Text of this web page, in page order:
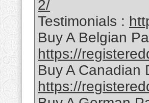
2/
Testimonials :
Buy A Belgian
https://
Buy A Canadian
https://